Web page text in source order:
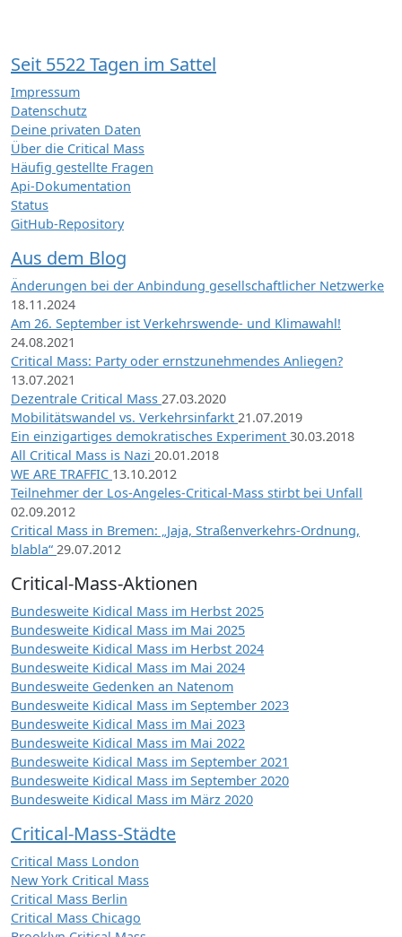
Seit 5522 Tagen im Sattel
Impressum
Datenschutz
Deine privaten Daten
Über die Critical Mass
Häufig gestellte Fragen
Api-Dokumentation
Status
GitHub-Repository
Aus dem Blog
Änderungen bei der Anbindung gesellschaftlicher Netzwerke
18.11.2024
Am 26. September ist Verkehrswende- und Klimawahl!
24.08.2021
Critical Mass: Party oder ernstzunehmendes Anliegen?
13.07.2021
Dezentrale Critical Mass 27.03.2020
Mobilitätswandel vs. Verkehrsinfarkt 21.07.2019
Ein einzigartiges demokratisches Experiment 30.03.2018
All Critical Mass is Nazi 20.01.2018
WE ARE TRAFFIC 13.10.2012
Teilnehmer der Los-Angeles-Critical-Mass stirbt bei Unfall
02.09.2012
Critical Mass in Bremen: „Jaja, Straßenverkehrs-Ordnung,
blabla“ 29.07.2012
Critical-Mass-Aktionen
Bundesweite Kidical Mass im Herbst 2025
Bundesweite Kidical Mass im Mai 2025
Bundesweite Kidical Mass im Herbst 2024
Bundesweite Kidical Mass im Mai 2024
Bundesweite Gedenken an Natenom
Bundesweite Kidical Mass im September 2023
Bundesweite Kidical Mass im Mai 2023
Bundesweite Kidical Mass im Mai 2022
Bundesweite Kidical Mass im September 2021
Bundesweite Kidical Mass im September 2020
Bundesweite Kidical Mass im März 2020
Critical-Mass-Städte
Critical Mass London
New York Critical Mass
Critical Mass Berlin
Critical Mass Chicago